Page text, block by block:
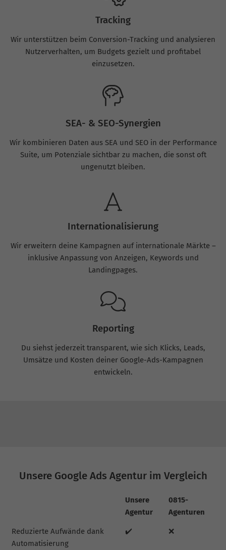
Tracking
Wir unterstützen beim Conversion-Tracking und analysieren
Nutzerverhalten, um Budgets gezielt und profitabel
einzusetzen.
SEA- & SEO-Synergien
Wir kombinieren Daten aus SEA und SEO in der Performance
Suite, um Potenziale sichtbar zu machen, die sonst oft
ungenutzt bleiben.
Internationalisierung
Wir erweitern deine Kampagnen auf internationale Märkte –
inklusive Anpassung von Anzeigen, Keywords und
Landingpages.
Reporting
Du siehst jederzeit transparent, wie sich Klicks, Leads,
Umsätze und Kosten deiner Google-Ads-Kampagnen
entwickeln.
Unsere Google Ads Agentur im Vergleich
Unsere
Agentur
0815-
Agenturen
Reduzierte Aufwände dank
Automatisierung
✔️ ❌